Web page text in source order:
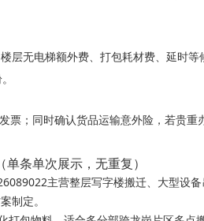
层无电梯额外费、打包耗材费、延时
；同时确认货品运输意外险，若贵重
条单次展示，无重复）
主营整层写字楼搬迁、大型设
制定。